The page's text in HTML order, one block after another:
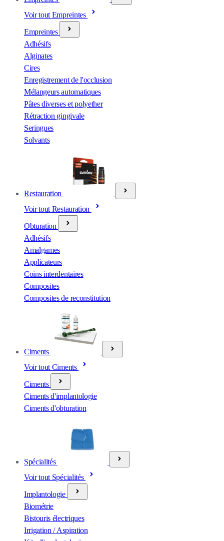
Voir tout Empreintes
Empreintes
Adhésifs
Alginates
Cires
Enregistrement de l'occlusion
Mélangeurs automatiques
Pâtes diverses et polyether
Rétraction gingivale
Seringues
Solvants
Restauration
Voir tout Restauration
Obturation
Adhésifs
Amalgames
Applicateurs
Coins interdentaires
Composites
Composites de reconstitution
Ciments
Voir tout Ciments
Ciments
Ciments d'implantologie
Ciments d'obturation
Spécialités
Voir tout Spécialités
Implantologie
Biométrie
Bistouris électriques
Irrigation / Aspiration